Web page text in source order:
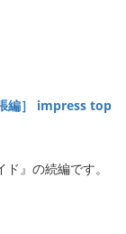
編］ impress top
』の続編です。